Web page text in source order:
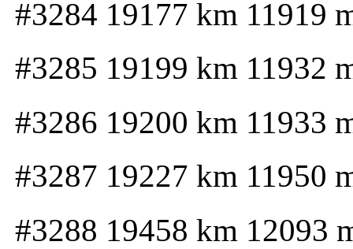
#3284 19177 km 11919
#3285 19199 km 11932
#3286 19200 km 11933
#3287 19227 km 11950
#3288 19458 km 12093